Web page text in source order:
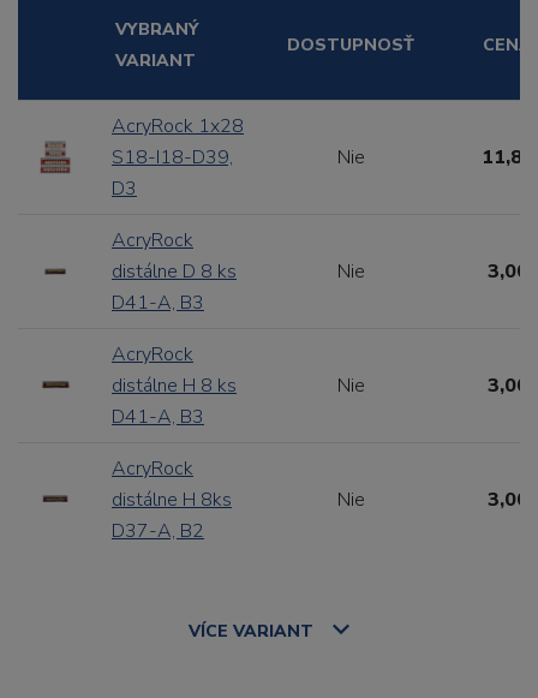
VYBRANÝ
VARIANT
DOSTUPNOSŤ CENA
AcryRock 1x28
S18-I18-D39,
D3
Nie
AcryRock
distálne D 8 ks
D41-A, B3
Nie 3,00
AcryRock
distálne H 8 ks
D41-A, B3
Nie 3,00
AcryRock
distálne H 8ks
D37-A, B2
Nie 3,00
VÍCE VARIANT